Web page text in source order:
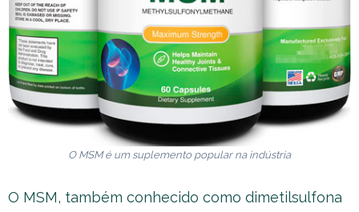
O MSM é um suplemento popular na indústria
O MSM, também conhecido como dimetilsulfona